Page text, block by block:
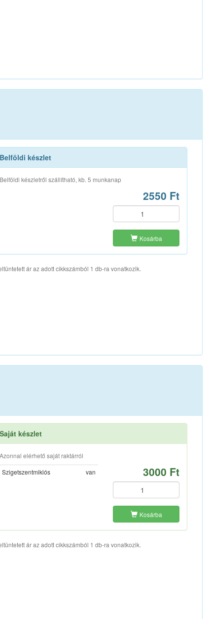
Belföldi készlet
Belföldi készletről szállítható, kb. 5 munkanap
2550 Ft
Kosárba
ár az adott cikkszámból 1 db-ra vonatkozik.
Saját készlet
Azonnal elérhető saját raktárról
Szigetszentmiklós
van 3000 Ft
Kosárba
ár az adott cikkszámból 1 db-ra vonatkozik.